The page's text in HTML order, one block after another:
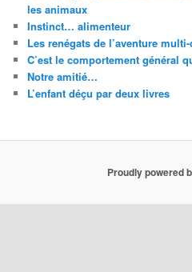
les animaux
Instinct… alimenteur
Les renégats de l’aventure
C’est le comportement général
Notre amitié…
L’enfant déçu par deux livres
Proudly powered